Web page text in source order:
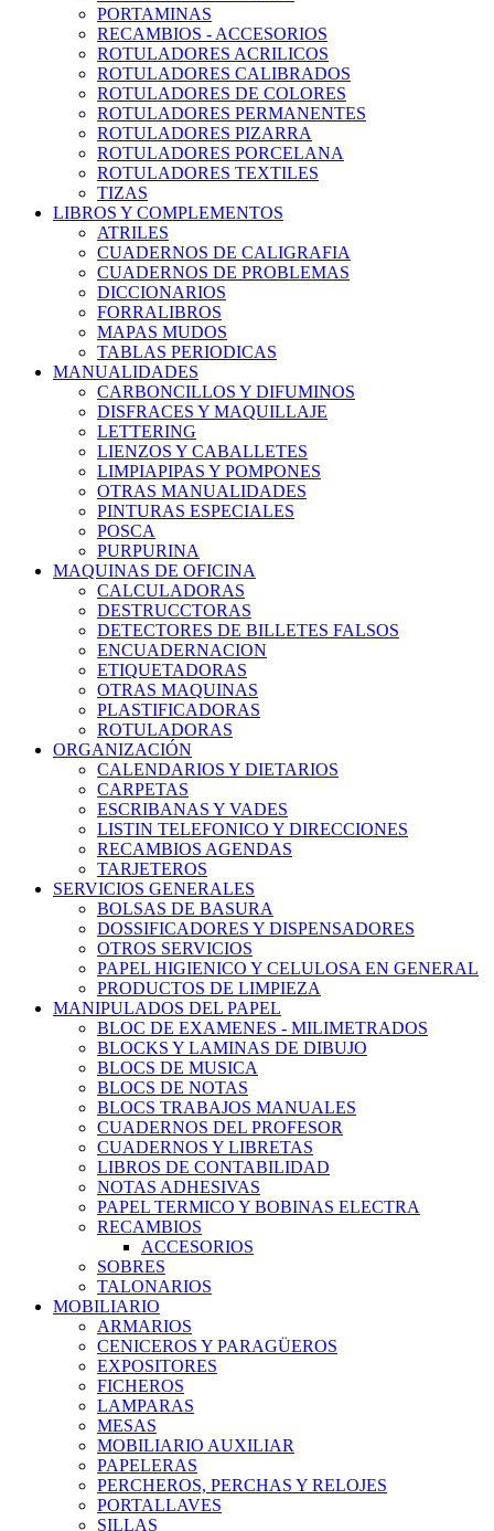
PORTAMINAS
RECAMBIOS - ACCESORIOS
ROTULADORES ACRILICOS
ROTULADORES CALIBRADOS
ROTULADORES DE COLORES
ROTULADORES PERMANENTES
ROTULADORES PIZARRA
ROTULADORES PORCELANA
ROTULADORES TEXTILES
TIZAS
LIBROS Y COMPLEMENTOS
ATRILES
CUADERNOS DE CALIGRAFIA
CUADERNOS DE PROBLEMAS
DICCIONARIOS
FORRALIBROS
MAPAS MUDOS
TABLAS PERIODICAS
MANUALIDADES
CARBONCILLOS Y DIFUMINOS
DISFRACES Y MAQUILLAJE
LETTERING
LIENZOS Y CABALLETES
LIMPIAPIPAS Y POMPONES
OTRAS MANUALIDADES
PINTURAS ESPECIALES
POSCA
PURPURINA
MAQUINAS DE OFICINA
CALCULADORAS
DESTRUCCTORAS
DETECTORES DE BILLETES FALSOS
ENCUADERNACION
ETIQUETADORAS
OTRAS MAQUINAS
PLASTIFICADORAS
ROTULADORAS
ORGANIZACIÓN
CALENDARIOS Y DIETARIOS
CARPETAS
ESCRIBANAS Y VADES
LISTIN TELEFONICO Y DIRECCIONES
RECAMBIOS AGENDAS
TARJETEROS
SERVICIOS GENERALES
BOLSAS DE BASURA
DOSSIFICADORES Y DISPENSADORES
OTROS SERVICIOS
PAPEL HIGIENICO Y CELULOSA EN GENERAL
PRODUCTOS DE LIMPIEZA
MANIPULADOS DEL PAPEL
BLOC DE EXAMENES - MILIMETRADOS
BLOCKS Y LAMINAS DE DIBUJO
BLOCS DE MUSICA
BLOCS DE NOTAS
BLOCS TRABAJOS MANUALES
CUADERNOS DEL PROFESOR
CUADERNOS Y LIBRETAS
LIBROS DE CONTABILIDAD
NOTAS ADHESIVAS
PAPEL TERMICO Y BOBINAS ELECTRA
RECAMBIOS
ACCESORIOS
SOBRES
TALONARIOS
MOBILIARIO
ARMARIOS
CENICEROS Y PARAGÜEROS
EXPOSITORES
FICHEROS
LAMPARAS
MESAS
MOBILIARIO AUXILIAR
PAPELERAS
PERCHEROS, PERCHAS Y RELOJES
PORTALLAVES
SILLAS